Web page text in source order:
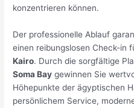
konzentrieren können.
Der professionelle Ablauf
einen reibungslosen Check-in
Kairo. Durch die sorgfältige
Soma Bay gewinnen Sie
Höhepunkte der ägyptischen
persönlichem Service,